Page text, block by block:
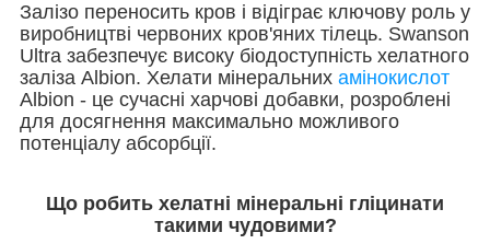
Залізо переносить кров і відіграє ключову роль у
виробництві червоних кров'яних тілець. Swanson
Ultra забезпечує високу біодоступність хелатного
заліза Albion. Хелати мінеральних амінокислот
Albion - це сучасні харчові добавки, розроблені
для досягнення максимально можливого
потенціалу абсорбції.
Що робить хелатні мінеральні гліцинати
такими чудовими?